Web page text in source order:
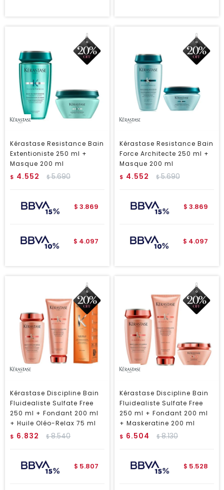
Kérastase Resistance Bain
Extentioniste 250 ml +
Masque 200 ml
$ 4.552 $5.690
$ 3.869
$ 4.097
Kérastase Resistance Bain
Force Architecte 250 ml +
Masque 200 ml
$ 4.552 $5.690
$ 3.869
$ 4.097
Kérastase Discipline Bain
Fluidealiste Sulfate Free
250 ml + Fondant 200 ml
+ Huile Oléo-Relax 75 ml
$ 6.832 $8.540
$ 5.807
Kérastase Discipline Bain
Fluidealiste Sulfate Free
250 ml + Fondant 200 ml
+ Maskeratine 200 ml
$ 6.504 $8.130
$ 5.528